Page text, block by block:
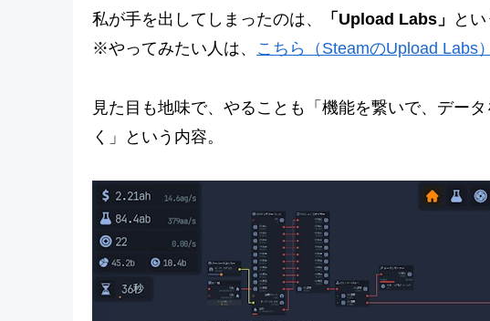
私が手を出してしまったのは、 「Upload Labs」
とい
※やってみたい人は、 こちら（SteamのUpload Labs）
見た目も地味で、やることも「機能を繋いで、デー
く」という内容。